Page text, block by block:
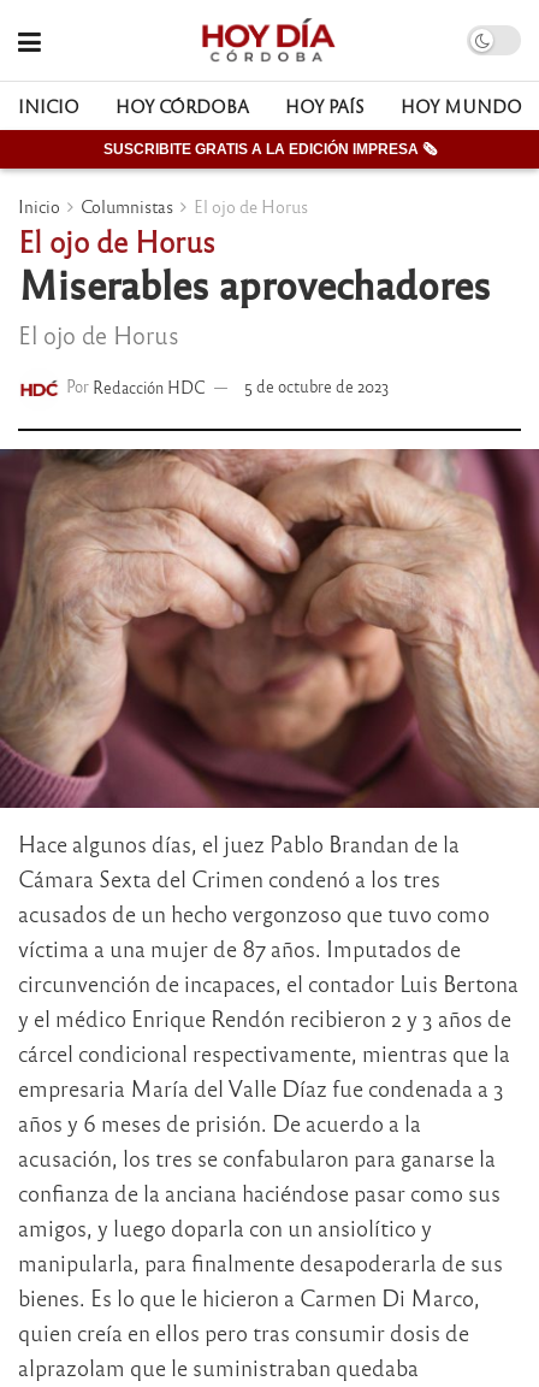
INICIO HOY CÓRDOBA HOY PAÍS HOY MUNDO
SUSCRIBITE GRATIS A LA EDICIÓN IMPRESA 🗞
Inicio Columnistas El ojo de Horus
El ojo de Horus
Miserables aprovechadores
El ojo de Horus
Por Redacción HDC 5 de octubre de 2023
Hace algunos días, el juez Pablo Brandan de la
Cámara Sexta del Crimen condenó a los tres
acusados de un hecho vergonzoso que tuvo como
víctima a una mujer de 87 años. Imputados de
circunvención de incapaces, el contador Luis Bertona
y el médico Enrique Rendón recibieron 2 y 3 años de
cárcel condicional respectivamente, mientras que la
empresaria María del Valle Díaz fue condenada a 3
años y 6 meses de prisión. De acuerdo a la
acusación, los tres se confabularon para ganarse la
confianza de la anciana haciéndose pasar como sus
amigos, y luego doparla con un ansiolítico y
manipularla, para finalmente desapoderarla de sus
bienes. Es lo que le hicieron a Carmen Di Marco,
quien creía en ellos pero tras consumir dosis de
alprazolam que le suministraban quedaba